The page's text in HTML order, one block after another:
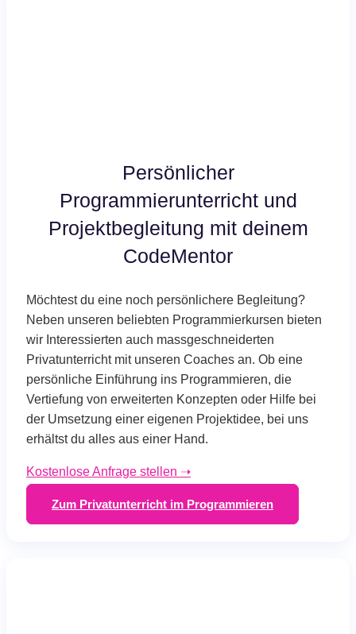
Persönlicher
Programmierunterricht und
Projektbegleitung mit deinem
CodeMentor
Möchtest du eine noch persönlichere Begleitung?
Neben unseren beliebten Programmierkursen bieten
wir Interessierten auch massgeschneiderten
Privatunterricht mit unseren Coaches an. Ob eine
persönliche Einführung ins Programmieren, die
Vertiefung von erweiterten Konzepten oder Hilfe bei
der Umsetzung einer eigenen Projektidee, bei uns
erhältst du alles aus einer Hand.
Kostenlose Anfrage stellen ➝
Zum Privatunterricht im Programmieren